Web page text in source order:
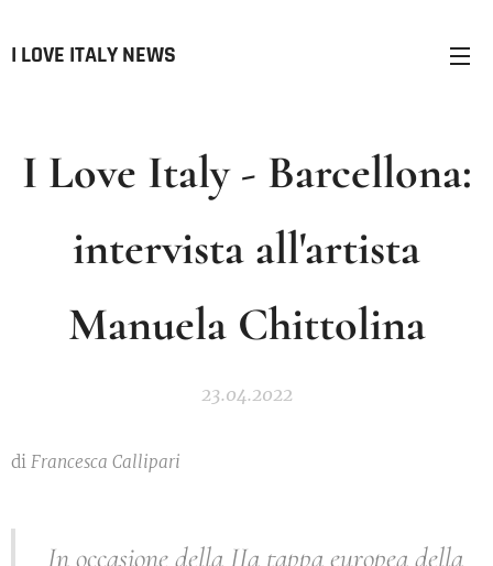
I LOVE ITALY NEWS
I Love Italy - Barcellona:
intervista all'artista
Manuela Chittolina
23.04.2022
di Francesca Callipari
In occasione della IIa tappa europea della